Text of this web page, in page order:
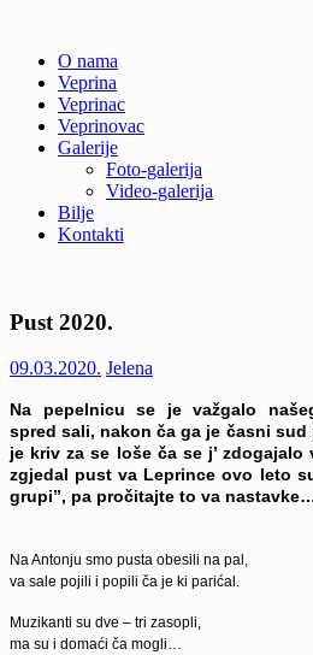
content
Veprina
Veprina(c)
O nama
Veprina
Veprinac
Veprinovac
Galerije
Foto-galerija
Video-galerija
Bilje
Kontakti
Pust 2020.
09.03.2020. Jelena
Na pepelnicu se je važgalo
spred sali, nakon ča ga je časni
je kriv za se loše ča se j’ zdogajalo
zgjedal pust va Leprince ovo leto
grupi”, pa pročitajte to va
Na Antonju smo pusta obesili na pal,
va sale pojili i popili ča je ki parićal.
Muzikanti su dve – tri zasopli,
ma su i domaći ča mogli…